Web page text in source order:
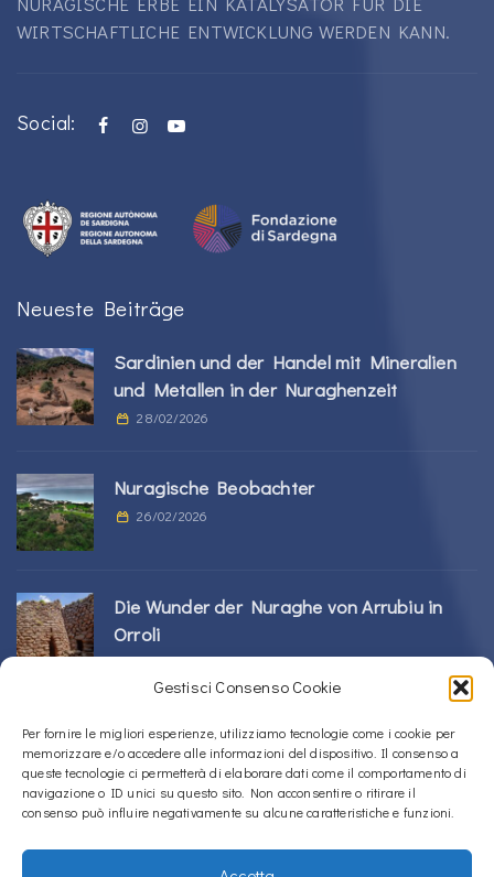
Gestisci Consenso Cookie
Per fornire le migliori esperienze, utilizziamo tecnologie come i cookie per
memorizzare e/o accedere alle informazioni del dispositivo. Il consenso a
queste tecnologie ci permetterà di elaborare dati come il comportamento di
navigazione o ID unici su questo sito. Non acconsentire o ritirare il
consenso può influire negativamente su alcune caratteristiche e funzioni.
WIRTSCHAFTLICHE ENTWICKLUNG WERDEN KANN.
Social:
Neueste Beiträge
Sardinien und der Handel mit Mineralien
und Metallen in der Nuraghenzeit
28/02/2026
Nuragische Beobachter
26/02/2026
Die Wunder der Nuraghe von Arrubiu in
Orroli
24/02/2026
Sos Nurattolos Nuragic-Komplex in Alà dei
Sardi
23/02/2026